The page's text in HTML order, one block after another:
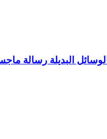
البديلة رسالة